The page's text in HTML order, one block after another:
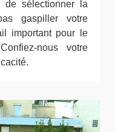
de sélectionner la
gaspiller votre
important pour le
nous votre